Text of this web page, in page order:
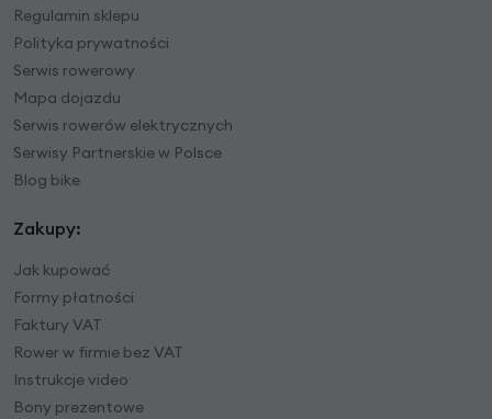
Regulamin sklepu
Polityka prywatności
Serwis rowerowy
Mapa dojazdu
Serwis rowerów elektrycznych
Serwisy Partnerskie w Polsce
Blog bike
Zakupy:
Jak kupować
Formy płatności
Faktury VAT
Rower w firmie bez VAT
Instrukcje video
Bony prezentowe